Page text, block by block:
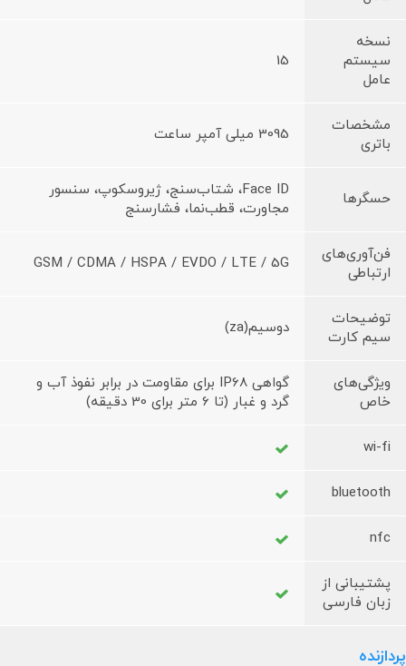
نسخه
سیستم
عامل
15
مشخصات
باتری
3095 میلی آمپر ساعت
حسگرها
Face ID، شتاب‌سنج، ژیروسکوپ، سنسور
مجاورت، قطب‌نما، فشارسنج
فن‌آوری‌های
ارتباطی
GSM / CDMA / HSPA / EVDO / LTE / 5G
توضیحات
سیم کارت
دوسیم(za)
ویژگی‌های
خاص
گواهی IP68 برای مقاومت در برابر نفوذ آب و
گرد و غبار (تا 6 متر برای 30 دقیقه)
wi-fi
bluetooth
nfc
پشتیبانی از
زبان فارسی
پردازنده